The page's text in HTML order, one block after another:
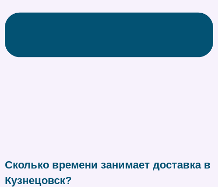
Сколько времени занимает доставка в
Кузнецовск?